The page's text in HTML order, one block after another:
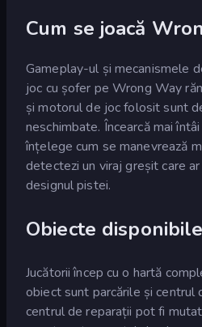
Cum se joacă
Gameplay-ul și mecanismele
joc cu șofer pe Wrong Way
și motorul de joc folosit sunt
neschimbate. Încearcă mai
înțelege cum se manevrează
detectezi un viraj greșit care
designul pistei.
Obiecte disponibile
Jucătorii încep cu o hartă
obiect sunt parcările și centrul
centrul de reparații pot fi